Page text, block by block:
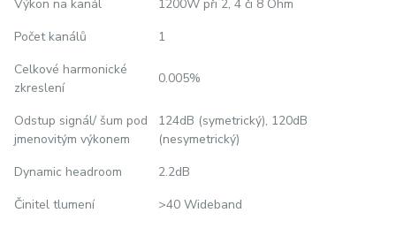
Výkon na kanál
1200W při 2, 4 či 8 Ohm
Počet kanálů
1
Celkové harmonické
zkreslení
0.005%
Odstup signál/ šum pod
jmenovitým výkonem
124dB (symetrický), 120dB
(nesymetrický)
Dynamic headroom
2.2dB
Činitel tlumení
>40 Wideband